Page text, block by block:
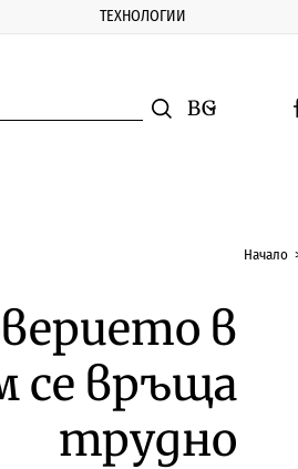
ТЕХНОЛОГИИ
Смяна на
Начало
в
се връща
трудно